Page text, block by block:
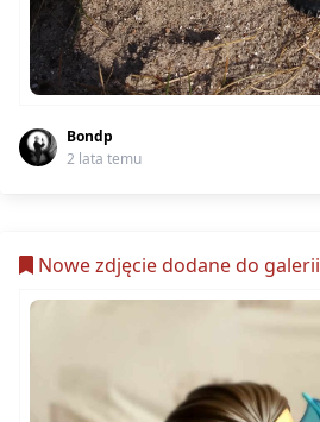
Bondp
2 lata temu
Nowe zdjęcie dodane do galerii